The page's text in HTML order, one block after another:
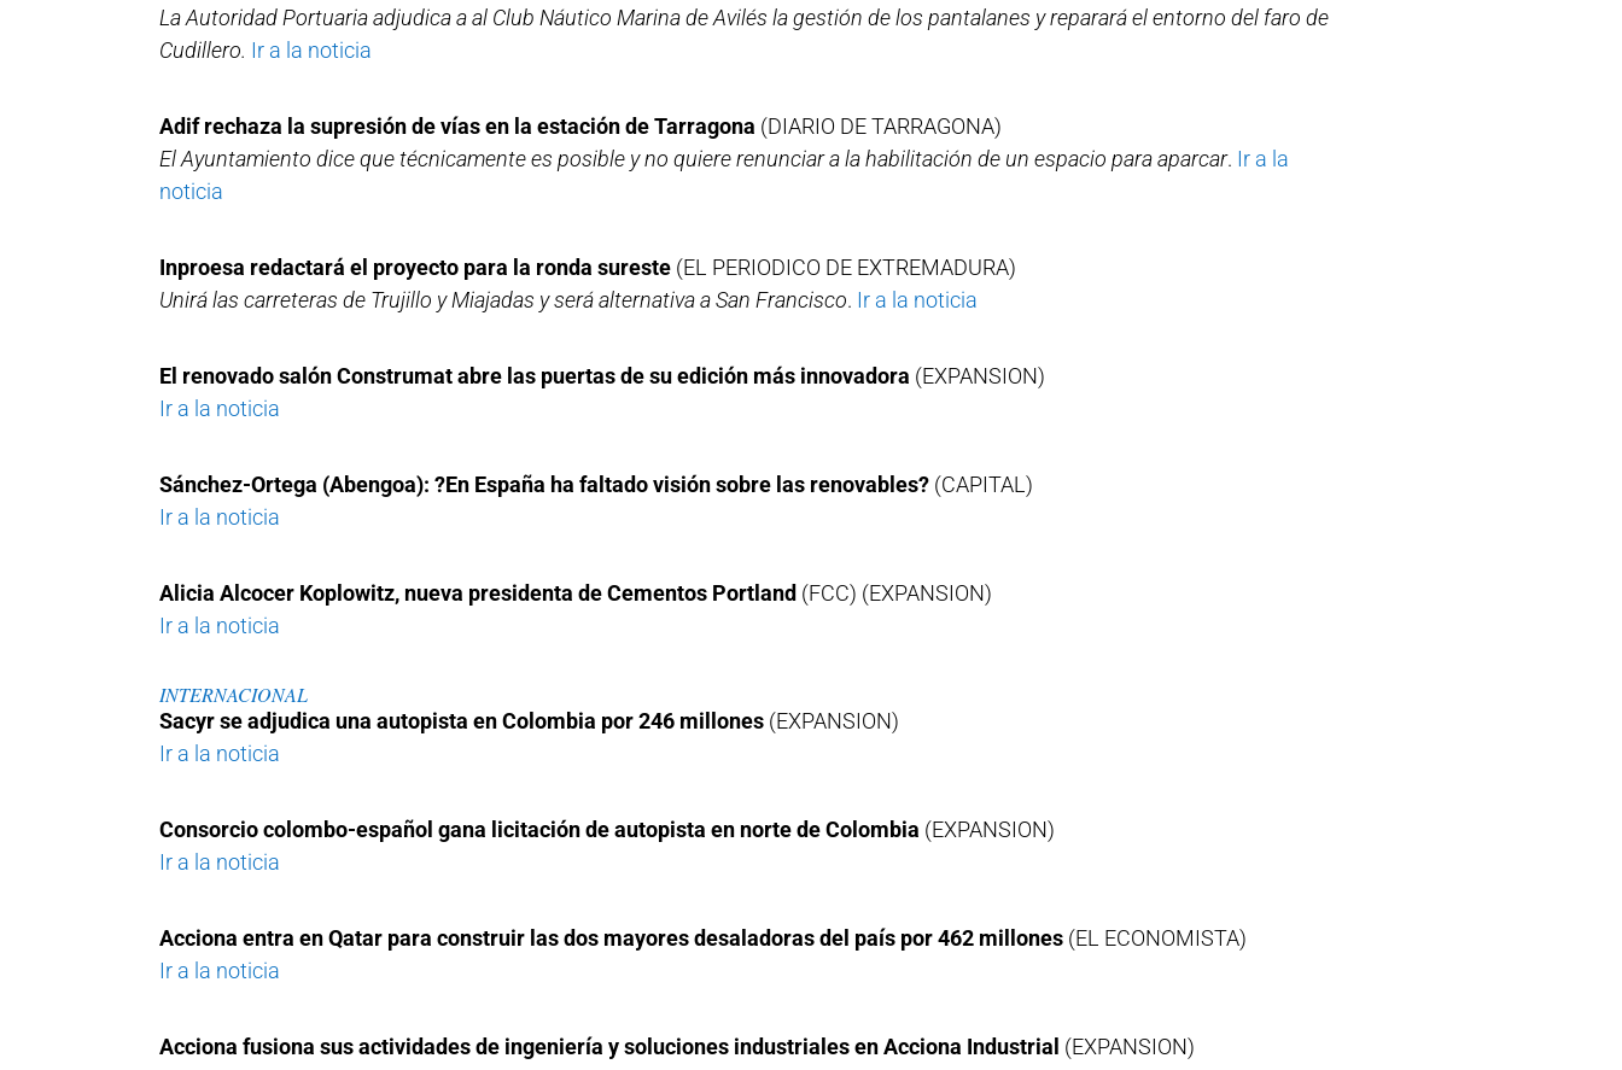
La Autoridad Portuaria adjudica a al Club Náutico Marina de Avilés la gestión de los pantalanes y reparará el entorno del faro de
Cudillero. Ir a la noticia
Adif rechaza la supresión de vías en la estación de Tarragona (DIARIO DE TARRAGONA)
El Ayuntamiento dice que técnicamente es posible y no quiere renunciar a la habilitación de un espacio para aparcar. Ir a la
noticia
Inproesa redactará el proyecto para la ronda sureste (EL PERIODICO DE EXTREMADURA)
Unirá las carreteras de Trujillo y Miajadas y será alternativa a San Francisco. Ir a la noticia
El renovado salón Construmat abre las puertas de su edición más innovadora (EXPANSION)
Ir a la noticia
Sánchez-Ortega (Abengoa): ?En España ha faltado visión sobre las renovables? (CAPITAL)
Ir a la noticia
Alicia Alcocer Koplowitz, nueva presidenta de Cementos Portland (FCC) (EXPANSION)
Ir a la noticia
INTERNACIONAL
Sacyr se adjudica una autopista en Colombia por 246 millones (EXPANSION)
Ir a la noticia
Consorcio colombo-español gana licitación de autopista en norte de Colombia (EXPANSION)
Ir a la noticia
Acciona entra en Qatar para construir las dos mayores desaladoras del país por 462 millones (EL ECONOMISTA)
Ir a la noticia
Acciona fusiona sus actividades de ingeniería y soluciones industriales en Acciona Industrial (EXPANSION)